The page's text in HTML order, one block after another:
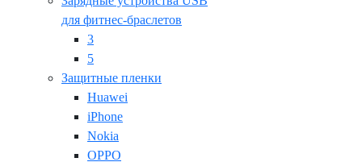
для фитнес-браслетов
3
5
Защитные пленки
Huawei
iPhone
Nokia
OPPO